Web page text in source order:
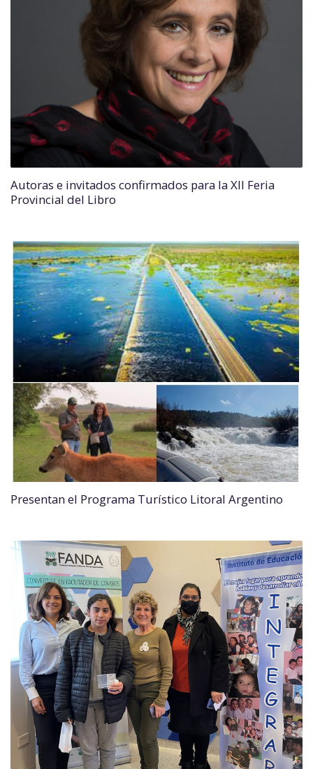
Autoras e invitados confirmados para la XII Feria
Provincial del Libro
Presentan el Programa Turístico Litoral Argentino